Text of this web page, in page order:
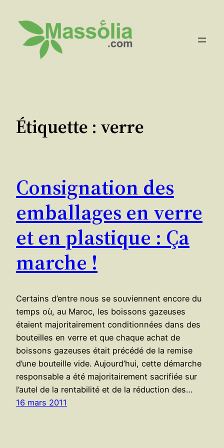
contenu
Étiquette : verre
Consignation des
emballages en verre
et en plastique : Ça
marche !
Certains d’entre nous se souviennent encore du
temps où, au Maroc, les boissons gazeuses
étaient majoritairement conditionnées dans des
bouteilles en verre et que chaque achat de
boissons gazeuses était précédé de la remise
d’une bouteille vide. Aujourd’hui, cette démarche
responsable a été majoritairement sacrifiée sur
l’autel de la rentabilité et de la réduction des…
16 mars 2011